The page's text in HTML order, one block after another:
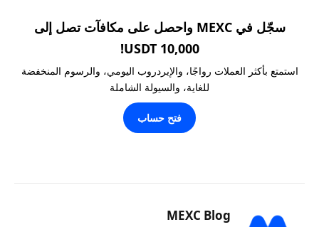
سجّل في MEXC واحصل على مكافآت تصل إلى
10,000 USDT!
استمتع بأكثر العملات رواجًا، والإيردروب اليومي، والرسوم المنخفضة
للغاية، والسيولة الشاملة
فتح حساب
MEXC Blog